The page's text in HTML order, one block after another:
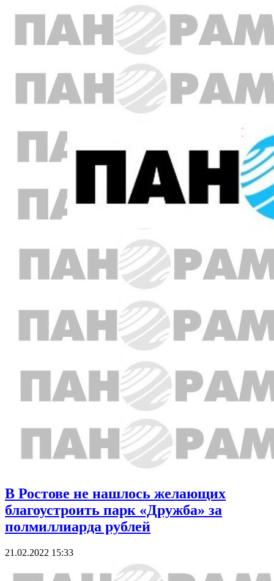
В Ростове не нашлось желающих
благоустроить парк «Дружба» за
полмиллиарда рублей
21.02.2022 15:33